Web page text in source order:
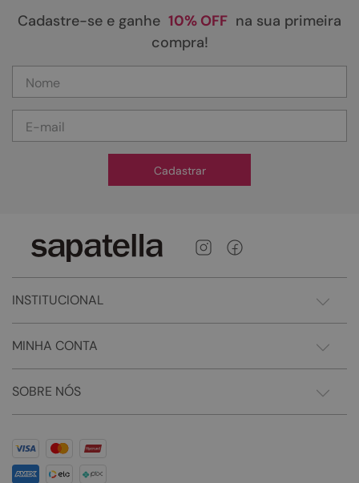
Cadastre-se e ganhe 10% OFF na sua primeira
compra!
Cadastrar
INSTITUCIONAL
MINHA CONTA
SOBRE NÓS